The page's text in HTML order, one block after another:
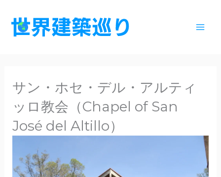
サン・ホセ・デル・アルティ
ッロ教会（Chapel of San
José del Altillo）